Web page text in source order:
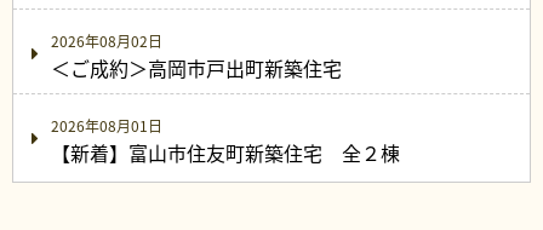
2026年08月02日
＜ご成約＞高岡市戸出町新築住宅
2026年08月01日
【新着】富山市住友町新築住宅 全２棟